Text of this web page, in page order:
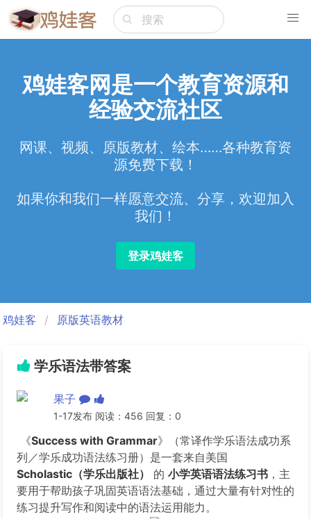
鸡娃客网是一个教育资源和
经验交流社区
网课、视频、原版教材、绘本……各种教育资
源免费下载！
如果你和我们一样愿意交流、分享，欢迎加入
我们！
登录鸡娃客
鸡娃客 原版英语教材
学乐语法带答案
果子
1-17发布 阅读：456 回复：0
《Success with Grammar》（常译作学乐语法成功系
列／学乐成功语法练习册）是一套来自美国
Scholastic（学乐出版社）
的 小学英语语法练习书 ，主
要用于帮助孩子巩固英语语法基础，通过大量有针对性的
练习提升写作和阅读中的语法运用能力。